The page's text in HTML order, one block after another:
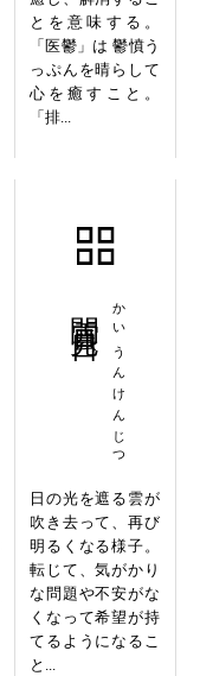
とを意味する。
「医鬱」は 鬱憤う
っぷんを晴らして
心を癒すこと。
「排...
かいうんけんじつ
日の光を遮る雲が
吹き去って、再び
明るくなる様子。
転じて、気がかり
な問題や不安がな
くなって希望が持
てるようになるこ
と...